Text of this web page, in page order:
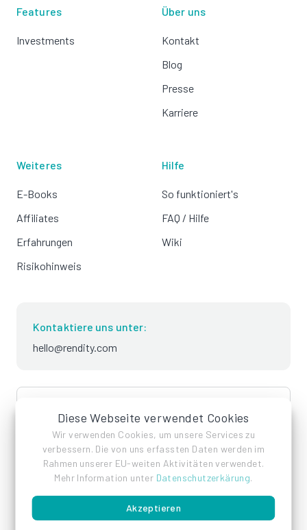
Diese Webseite verwendet Cookies
Wir verwenden Cookies, um unsere Services zu
verbessern. Die von uns erfassten Daten werden im
Rahmen unserer EU-weiten Aktivitäten verwendet.
Mehr Information unter Datenschutzerkärung.
Akzeptieren
Features
Investments
Über uns
Kontakt
Blog
Presse
Karriere
Weiteres
E-Books
Affiliates
Erfahrungen
Risikohinweis
Hilfe
So funktioniert's
FAQ / Hilfe
Wiki
Kontaktiere uns unter:
hello@rendity.com
language
ImpressumDatenschutzAGB